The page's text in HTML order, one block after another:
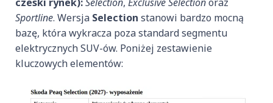
Sportline. Wersja Selection stanowi bardzo mocną
bazę, która wykracza poza standard segmentu
elektrycznych SUV-ów. Poniżej zestawienie
kluczowych elementów: